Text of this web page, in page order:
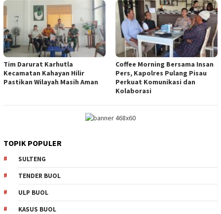
Tim Darurat Karhutla
Kecamatan Kahayan Hilir
Pastikan Wilayah Masih Aman
Coffee Morning Bersama Insan
Pers, Kapolres Pulang Pisau
Perkuat Komunikasi dan
Kolaborasi
TOPIK POPULER
SULTENG
TENDER BUOL
ULP BUOL
KASUS BUOL